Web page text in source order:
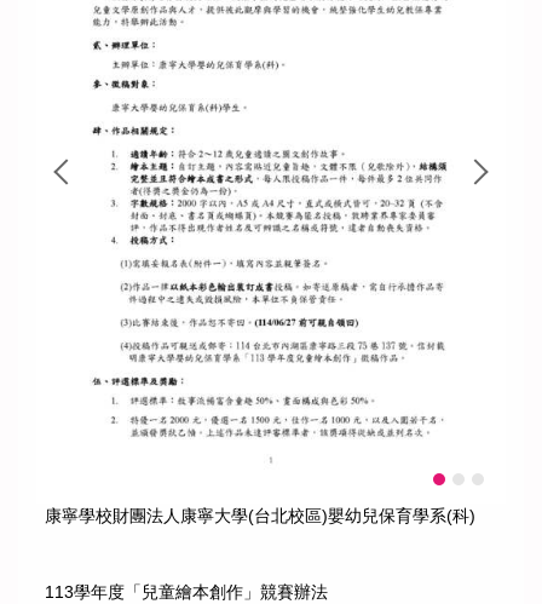
康寧學校財團法人康寧大學(台北校區)嬰幼兒保育學系(科)
113學年度「兒童繪本創作」競賽辦法